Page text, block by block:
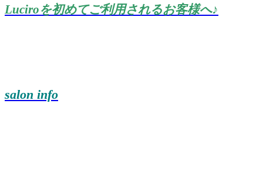
Luciroを初めてご利用されるお客様へ♪
salon info